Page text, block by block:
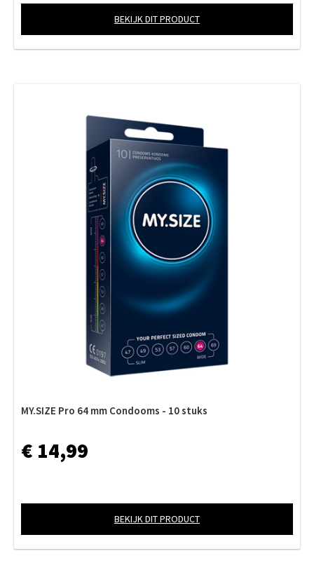
BEKIJK DIT PRODUCT
MY.SIZE Pro 64 mm Condooms - 10 stuks
€ 14,99
BEKIJK DIT PRODUCT